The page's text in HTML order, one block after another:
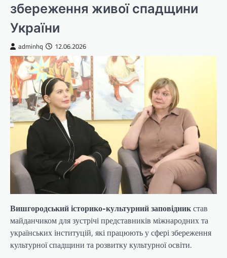
збереження живої спадщини
України
adminhq 12.06.2026
Вишгородський історико-культурний заповідникстав
майданчиком для зустрічі представників міжнародних та
українських інституцій, які працюють у сфері збереження
культурної спадщини та розвитку культурної освіти.